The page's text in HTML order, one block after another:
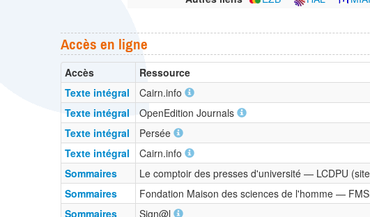
Accès en ligne
Accès Ressource
Texte intégral
Cairn.info
Texte intégral
OpenEdition Journals
Texte intégral
Persée
Texte intégral
Cairn.info
Sommaires
Le comptoir des presses d'université — LCDPU
Sommaires
Fondation Maison des sciences de l'homme —
Sommaires
Sign@l